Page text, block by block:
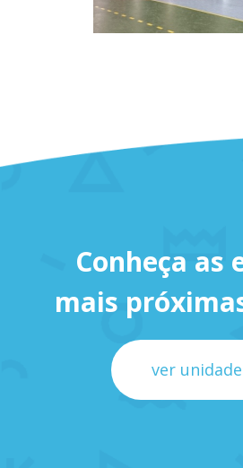
Conheça as
mais
ver